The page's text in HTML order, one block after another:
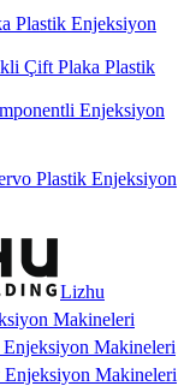
Plastik Enjeksiyon
Çift Plaka Plastik
Enjeksiyon
Plastik Enjeksiyon
Lizhu
Makineleri
Makineleri
Makineleri